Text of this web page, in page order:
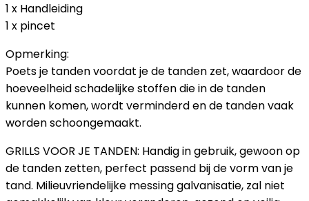
1 x Handleiding
1 x pincet
Opmerking:
Poets je tanden voordat je de tanden zet, waardoor de
hoeveelheid schadelijke stoffen die in de tanden
kunnen komen, wordt verminderd en de tanden vaak
worden schoongemaakt.
GRILLS VOOR JE TANDEN: Handig in gebruik, gewoon op
de tanden zetten, perfect passend bij de vorm van je
tand. Milieuvriendelijke messing galvanisatie, zal niet